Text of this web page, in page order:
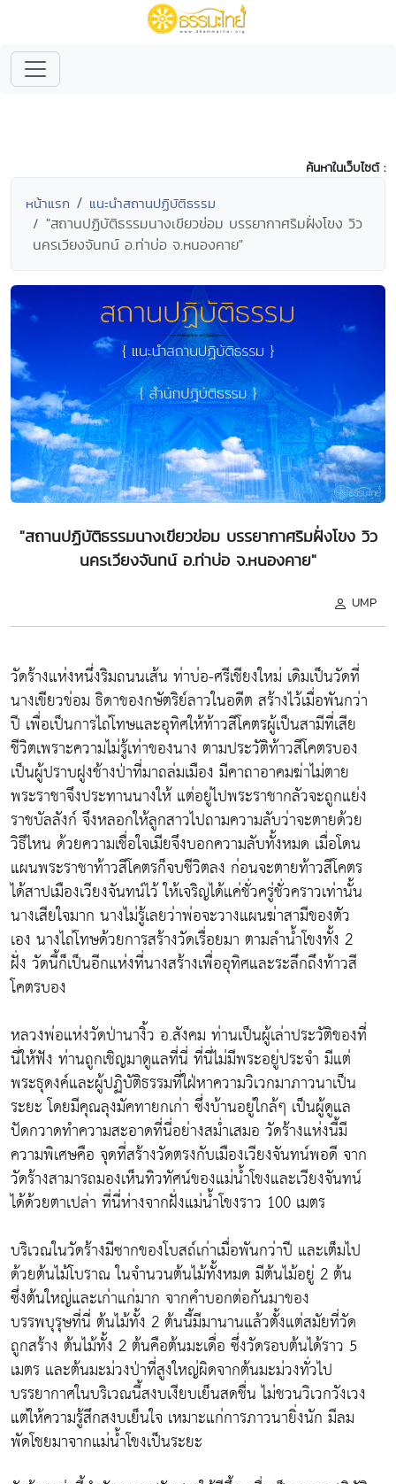
ค้นหาในเว็บไซต์ :
หน้าแรก แนะนำสถานปฏิบัติธรรม
"สถานปฏิบัติธรรมนางเขียวข่อม บรรยากาศริมฝั่งโขง วิว
นครเวียงจันทน์ อ.ท่าบ่อ จ.หนองคาย"
"สถานปฏิบัติธรรมนางเขียวข่อม บรรยากาศริมฝั่งโขง วิว
นครเวียงจันทน์ อ.ท่าบ่อ จ.หนองคาย"
UMP
วัดร้างแห่งหนึ่งริมถนนเส้น ท่าบ่อ-ศรีเชียงใหม่ เดิมเป็นวัดที่
นางเขียวข่อม ธิดาของกษัตริย์ลาวในอดีต สร้างไว้เมื่อพันกว่า
ปี เพื่อเป็นการไถ่โทษและอุทิศให้ท้าวสีโคตรผู้เป็นสามีที่เสีย
ชีวิตเพราะความไม่รู้เท่าของนาง ตามประวัติท้าวสีโคตรบอง
เป็นผู้ปราบฝูงช้างป่าที่มาถล่มเมือง มีคาถาอาคมฆ่าไม่ตาย
พระราชาจึงประทานนางให้ แต่อยู่ไปพระราชากลัวจะถูกแย่ง
ราชบัลลังก์ จึงหลอกให้ลูกสาวไปถามความลับว่าจะตายด้วย
วิธีไหน ด้วยความเชื่อใจเมียจึงบอกความลับทั้งหมด เมื่อโดน
แผนพระราชาท้าวสีโคตรก็จบชีวิตลง ก่อนจะตายท้าวสีโคตร
ได้สาปเมืองเวียงจันทน์ไว้ ให้เจริญได้แค่ชั่วครู่ชั่วคราวเท่านั้น
นางเสียใจมาก นางไม่รู้เลยว่าพ่อจะวางแผนฆ่าสามีของตัว
เอง นางไถ่โทษด้วยการสร้างวัดเรื่อยมา ตามลำน้ำโขงทั้ง 2
ฝั่ง วัดนี้ก็เป็นอีกแห่งที่นางสร้างเพื่ออุทิศและระลึกถึงท้าวสี
โคตรบอง
หลวงพ่อแห่งวัดป่านางิ้ว อ.สังคม ท่านเป็นผู้เล่าประวัติของที่
นี่ให้ฟัง ท่านถูกเชิญมาดูแลที่นี่ ที่นี่ไม่มีพระอยู่ประจำ มีแต่
พระธุดงค์และผู้ปฏิบัติธรรมที่ใฝ่หาความวิเวกมาภาวนาเป็น
ระยะ โดยมีคุณลุงมัคทายกเก่า ซึ่งบ้านอยู่ใกล้ๆ เป็นผู้ดูแล
ปัดกวาดทำความสะอาดที่นี่อย่างสม่ำเสมอ วัดร้างแห่งนี้มี
ความพิเศษคือ จุดที่สร้างวัดตรงกับเมืองเวียงจันทน์พอดี จาก
วัดร้างสามารถมองเห็นทิวทัศน์ของแม่น้ำโขงและเวียงจันทน์
ได้ด้วยตาเปล่า ที่นี่ห่างจากฝั่งแม่น้ำโขงราว 100 เมตร
บริเวณในวัดร้างมีซากของโบสถ์เก่าเมื่อพันกว่าปี และเต็มไป
ด้วยต้นไม้โบราณ ในจำนวนต้นไม้ทั้งหมด มีต้นไม้อยู่ 2 ต้น
ซึ่งต้นใหญ่และเก่าแก่มาก จากคำบอกต่อกันมาของ
บรรพบุรุษที่นี่ ต้นไม้ทั้ง 2 ต้นนี้มีมานานแล้วตั้งแต่สมัยที่วัด
ถูกสร้าง ต้นไม้ทั้ง 2 ต้นคือต้นมะเดื่อ ซึ่งวัดรอบต้นได้ราว 5
เมตร และต้นมะม่วงป่าที่สูงใหญ่ผิดจากต้นมะม่วงทั่วไป
บรรยากาศในบริเวณนี้สงบเงียบเย็นสดชื่น ไม่ชวนวิเวกวังเวง
แต่ให้ความรู้สึกสงบเย็นใจ เหมาะแก่การภาวนายิ่งนัก มีลม
พัดโชยมาจากแม่น้ำโขงเป็นระยะ